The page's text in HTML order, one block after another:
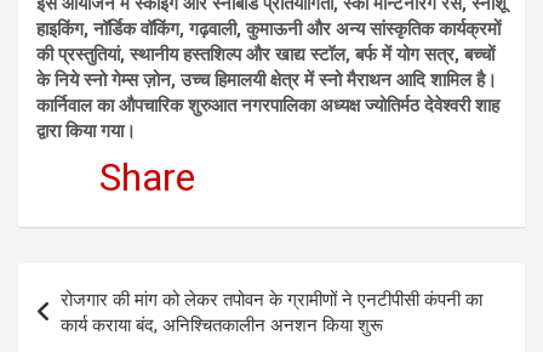
हाइकिंग, नॉर्डिक वॉकिंग, गढ़वाली, कुमाऊनी और अन्य सांस्कृतिक कार्यक्रमों
की प्रस्तुतियां, स्थानीय हस्तशिल्प और खाद्य स्टॉल, बर्फ में योग सत्र, बच्चों
के निये स्नो गेम्स ज़ोन, उच्च हिमालयी क्षेत्र में स्नो मैराथन आदि शामिल है।
कार्निवाल का औपचारिक शुरुआत नगरपालिका अध्यक्ष ज्योतिर्मठ देवेश्वरी शाह
द्वारा किया गया।
Share
Post
navigation
रोजगार की मांग को लेकर तपोवन के ग्रामीणों ने एनटीपीसी कंपनी का
कार्य कराया बंद, अनिश्चितकालीन अनशन किया शुरू